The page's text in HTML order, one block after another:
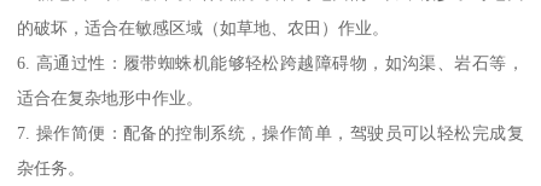
的破坏，适合在敏感区域（如草地、农田）作业。
6. 高通过性：履带蜘蛛机能够轻松跨越障碍物，如沟渠、岩石等，
适合在复杂地形中作业。
7. 操作简便：配备的控制系统，操作简单，驾驶员可以轻松完成复
杂任务。